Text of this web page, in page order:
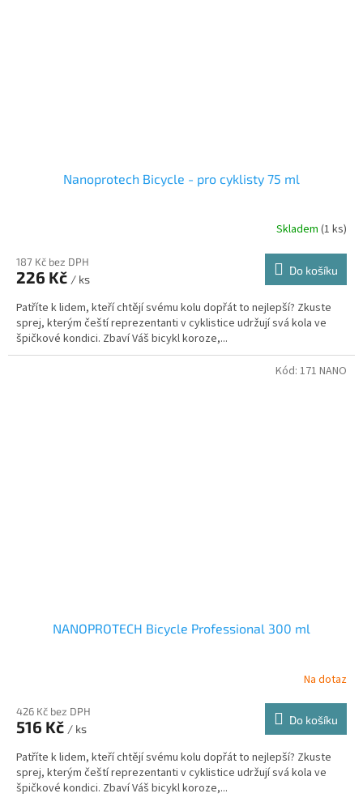
Nanoprotech Bicycle - pro cyklisty 75 ml
Skladem (1 ks)
187 Kč bez DPH
226 Kč / ks
Do košíku
Patříte k lidem, kteří chtějí svému kolu dopřát to nejlepší? Zkuste
sprej, kterým čeští reprezentanti v cyklistice udržují svá kola ve
špičkové kondici. Zbaví Váš bicykl koroze,...
NANOPROTECH Bicycle Professional 300 ml
Na dotaz
426 Kč bez DPH
516 Kč / ks
Do košíku
Patříte k lidem, kteří chtějí svému kolu dopřát to nejlepší? Zkuste
sprej, kterým čeští reprezentanti v cyklistice udržují svá kola ve
špičkové kondici. Zbaví Váš bicykl koroze,...
Kód: 171 NANO